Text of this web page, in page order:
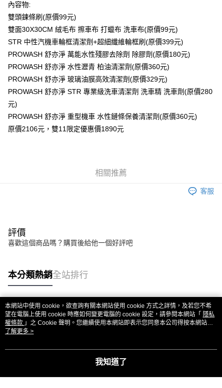
上海商業儲蓄銀行
國泰世華商業銀行
臺灣中小企業銀行
台中商業銀行
匯豐（台灣）商業銀行
華泰商業銀行
聯邦商業銀行
遠東國際商業銀行
元大商業銀行
永豐商業銀行
玉山商業銀行
星展（台灣）商業銀行
台新國際商業銀行
中國信託商業銀行
台灣樂天信用卡公司
LINE Pay
Apple Pay
街口支付
Google Pay
大哥付你分期
相關說明
4.訂單成立30分鐘內，如未前往確認交易或遇審核未通過，訂單將自動取
1.分期款項不併入電信帳單，「大哥付你分期」於每月結算日後寄送繳費提
醒簡訊。
2.透過簡訊連結打開帳單後，可選擇「超商條碼／台灣大直營門市／銀行轉
【注意事項】
買賣價金債權讓與本公司後，依約使用本公司帳單繳交帳款。
2.基於同意付款使用「大哥付你分期」之契約關係目的，商店將以您的個人
資料（包含姓名、電話或地址）提供予台灣大哥大進項蒐集、處理及利用，
由本公司與您本人進行分期帳單所需資料之確認、核對及更正。
【「AFTEE先享後付」結帳流程】
１．於結帳方式選擇「AFTEE先享後付」後，將跳轉至「AFTEE先享後付」
３．收到繳費通知簡訊後14天內，點擊此簡訊中的連結，可透過四大超商／
ATM／網路銀行／等多元方式進行付款，方視為交易完成。
※ 請注意：結帳手續完成當下不需立刻繳費，但若您需要取消訂單，請聯絡
購買商品的店家。未經商家同意取消之訂單仍視為有效，需透過AFTEE先享
後付繳納相關費用。
※ 交易是否成功請以「AFTEE先享後付 」之結帳頁面顯示為準，若有關於
是否繳費成功／繳費後需取消欲退款等相關疑問，請聯繫「AFTEE先享後付
客戶支援中心」
【注意事項】
１．透過由恩沛科技股份有限公司提供之「AFTEE先享後付」服務完成之交
易，需依本服務之必要範圍內提供個人資料，並將交易相關給付款項請求債
權轉讓予恩沛科技股份有限公司。
每筆NT$80，滿NT$1,999(含以上)免運費
每筆NT$80，滿NT$1,999(含以上)免運費
付款後7-11取貨
每筆NT$80，滿NT$1,999(含以上)免運費
每筆NT$80，滿NT$1,999(含以上)免運費
內容物:
雙頭鍊條刷(原價99元)
雙面30X30CM 絨毛布 擦車布 打蠟布 洗車布(原價99元)
STR 中性汽機車輪框清潔劑+超細纖維輪框刷(原價399元)
PROWASH 舒亦淨 萬能水性殘膠去除劑 除膠劑(原價180元)
PROWASH 舒亦淨 水性瀝青 柏油清潔劑(原價360元)
PROWASH 舒亦淨 玻璃油膜高效清潔劑(原價329元)
PROWASH 舒亦淨 STR 專業級洗車清潔劑 洗車精 洗車劑(原價280
元)
PROWASH 舒亦淨 重型機車 水性鏈條保養清潔劑(原價360元)
原價2106元，雙11限定優惠價1890元
相關推薦
客服
評價
喜歡這個商品嗎？購買後給他一個好評吧
本分類熱銷全站排行
熱門標籤
本網站中使用 cookie，欲查詢有關本網站使用 cookie 方式之詳情，及若您不希
望在電腦上使用 cookie 時應如何變更電腦的 cookie 設定，請參閱本網站「 隱私
權條款 」之 Cookie 聲明。您繼續使用本網站即表示您同意本公司得按本網站使
用條款之 Cookie 聲明使用 cookie。
了解更多 >
我知道了